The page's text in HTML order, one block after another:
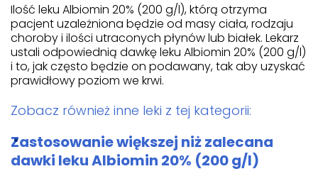
Ilość leku Albiomin 20% (200 g/l), którą otrzyma
pacjent uzależniona będzie od masy ciała, rodzaju
choroby i ilości utraconych płynów lub białek. Lekarz
ustali odpowiednią dawkę leku Albiomin 20% (200 g/l)
i to, jak często będzie on podawany, tak aby uzyskać
prawidłowy poziom we krwi.
Zobacz również inne leki z tej kategorii:
Zastosowanie większej niż zalecana
dawki leku Albiomin 20% (200 g/l)